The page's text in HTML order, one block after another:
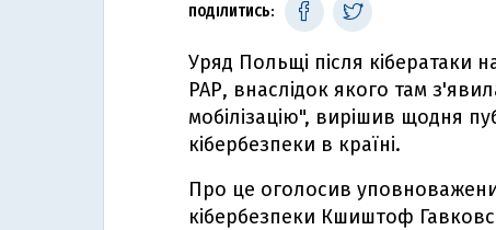
ПОДІЛИТИСЬ:
Уряд Польщі після кібератаки
РАР, внаслідок якого там
мобілізацію", вирішив щодня
кібербезпеки в країні.
Про це оголосив
кібербезпеки Кшиштоф